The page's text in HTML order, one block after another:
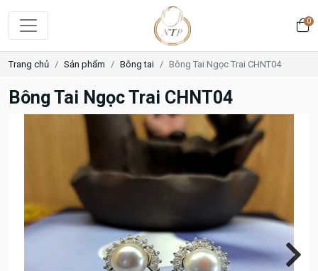
0
Trang chủ Sản phẩm Bông tai Bông Tai Ngọc Trai CHNT04
Bông Tai Ngọc Trai CHNT04